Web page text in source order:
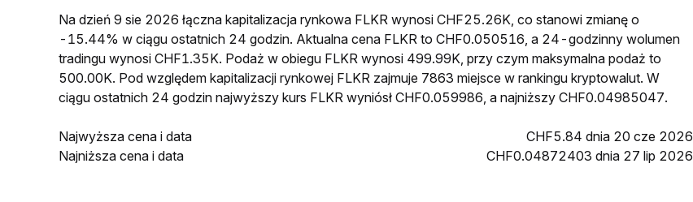
Na dzień 9 sie 2026 łączna kapitalizacja rynkowa FLKR wynosi CHF25.26K, co stanowi zmianę o
-15.44% w ciągu ostatnich 24 godzin. Aktualna cena FLKR to CHF0.050516, a 24-godzinny wolumen
tradingu wynosi CHF1.35K. Podaż w obiegu FLKR wynosi 499.99K, przy czym maksymalna podaż to
500.00K. Pod względem kapitalizacji rynkowej FLKR zajmuje 7863 miejsce w rankingu kryptowalut. W
ciągu ostatnich 24 godzin najwyższy kurs FLKR wyniósł CHF0.059986, a najniższy CHF0.04985047.
Najwyższa cena i data
CHF5.84 dnia 20 cze 2026
Najniższa cena i data
CHF0.04872403 dnia 27 lip 2026